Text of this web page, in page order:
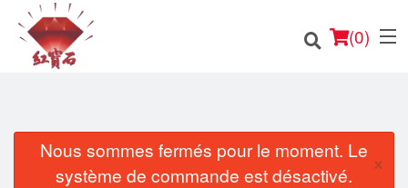
(0)
Commander en ligne
Nous sommes fermés pour le moment. Le
système de commande est désactivé.
×